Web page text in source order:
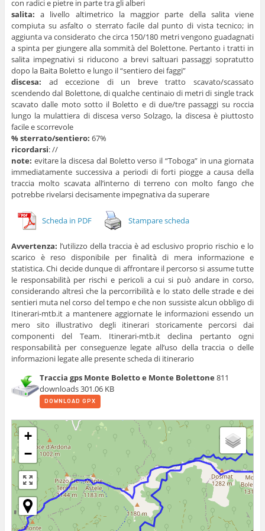
con radici e pietre in parte tra gli alberi
salita: a livello altimetrico la maggior parte della salita viene
compiuta su asfalto o sterrato facile dal punto di vista tecnico; in
aggiunta va considerato che circa 150/180 metri vengono guadagnati
a spinta per giungere alla sommità del Bolettone. Pertanto i tratti in
salita impegnativi si riducono a brevi saltuari passaggi sopratutto
dopo la Baita Boletto e lungo il “sentiero dei faggi”
discesa: ad eccezione di un breve tratto scavato/scassato
scendendo dal Bolettone, di qualche centinaio di metri di single track
scavato dalle moto sotto il Boletto e di due/tre passaggi su roccia
lungo la mulattiera di discesa verso Solzago, la discesa è piuttosto
facile e scorrevole
% sterrato/sentiero: 67%
ricordarsi: //
note: evitare la discesa dal Boletto verso il “Toboga” in una giornata
immediatamente successiva a periodi di forti piogge a causa della
traccia molto scavata all’interno di terreno con molto fango che
potrebbe rivelarsi decisamente impegnativa da superare
Scheda in PDF Stampare scheda
Avvertenza: l’utilizzo della traccia è ad esclusivo proprio rischio e lo
scarico è reso disponibile per finalità di mera informazione e
statistica. Chi decide dunque di affrontare il percorso si assume tutte
le responsabilità per rischi e pericoli a cui si può andare in corso,
considerando altresì che la percorribilità e lo stato delle strade e dei
sentieri muta nel corso del tempo e che non sussiste alcun obbligo di
Itinerari-mtb.it a mantenere aggiornate le informazioni essendo un
mero sito illustrativo degli itinerari storicamente percorsi dai
componenti del Team. Itinerari-mtb.it declina pertanto ogni
responsabilità per conseguenze legate all’uso della traccia o delle
informazioni legate alle presente scheda di itinerario
Traccia gps Monte Boletto e Monte Bolettone 811
downloads301.06 KB
DOWNLOAD GPX
+
−